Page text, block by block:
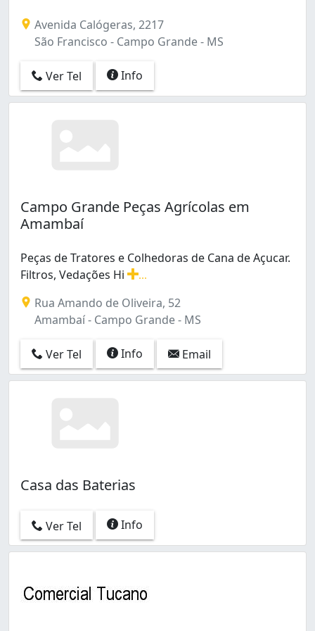
Avenida Calógeras, 2217
São Francisco - Campo Grande - MS
Ver Tel Info
Campo Grande Peças Agrícolas em
Amambaí
Peças de Tratores e Colhedoras de Cana de Açucar.
Filtros, Vedações Hi
Rua Amando de Oliveira, 52
Amambaí - Campo Grande - MS
Ver Tel Info Email
Casa das Baterias
Ver Tel Info